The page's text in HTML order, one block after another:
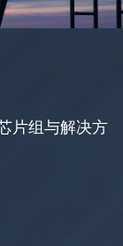
片组与解决方